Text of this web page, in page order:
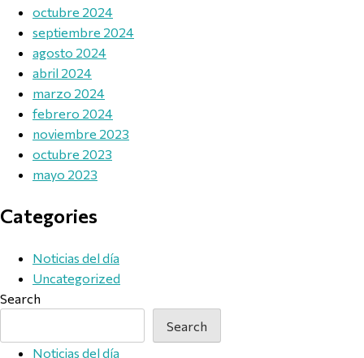
octubre 2024
septiembre 2024
agosto 2024
abril 2024
marzo 2024
febrero 2024
noviembre 2023
octubre 2023
mayo 2023
Categories
Noticias del día
Uncategorized
Search
Search
Noticias del día